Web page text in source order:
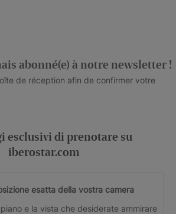
abonné(e) à notre newsletter !
de réception afin de confirmer votre
esclusivi di prenotare su
iberostar.com
esatta della vostra camera
e la vista che desiderate ammirare